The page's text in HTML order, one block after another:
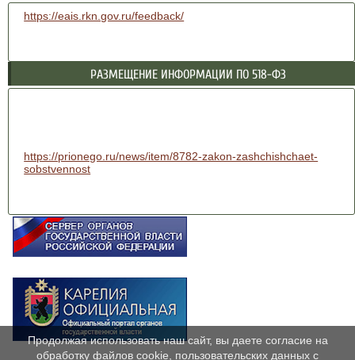
https://eais.rkn.gov.ru/feedback/
РАЗМЕЩЕНИЕ ИНФОРМАЦИИ ПО 518-ФЗ
https://prionego.ru/news/item/8782-zakon-zashchishchaet-
sobstvennost
Продолжая использовать наш сайт, вы даете согласие на
обработку файлов cookie, пользовательских данных с